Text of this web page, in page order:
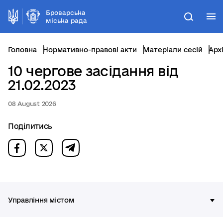
Броварська
міська рада
Пошук
Головна Нормативно-правові акти Матеріали сесій
10 чергове засідання від
21.02.2023
08 August 2026
Поділитись
Управління містом